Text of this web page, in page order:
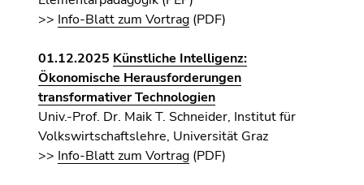
>> Info-Blatt zum Vortrag (PDF)
01.12.2025 Künstliche Intelligenz:
Ökonomische Herausforderungen
transformativer Technologien
Univ.-Prof. Dr. Maik T. Schneider, Institut für
Volkswirtschaftslehre, Universität Graz
>> Info-Blatt zum Vortrag (PDF)